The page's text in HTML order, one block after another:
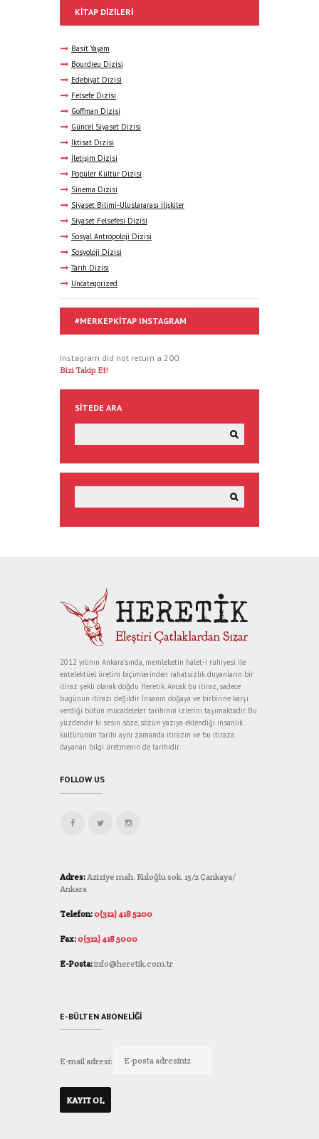
KITAP DIZILERI
Basit Yaşam
Bourdieu Dizisi
Edebiyat Dizisi
Felsefe Dizisi
Goffman Dizisi
Güncel Siyaset Dizisi
İktisat Dizisi
İletişim Dizisi
Popüler Kültür Dizisi
Sinema Dizisi
Siyaset Bilimi-Uluslararası İlişkiler
Siyaset Felsefesi Dizisi
Sosyal Antropoloji Dizisi
Sosyoloji Dizisi
Tarih Dizisi
Uncategorized
#MERKEPKITAP INSTAGRAM
Instagram did not return a 200.
Bizi Takip Et!
SITEDE ARA
2012 yılının Ankara’sında, memleketin halet-i ruhiyesi ile
entelektüel üretim biçimlerinden rahatsızlık duyanların bir
itiraz şekli olarak doğdu Heretik. Ancak bu itiraz, sadece
bugünün itirazı değildir. İnsanın doğaya ve birbirine karşı
verdiği bütün mücadeleler tarihinin izlerini taşımaktadır. Bu
yüzdendir ki sesin söze, sözün yazıya eklendiği insanlık
kültürünün tarihi aynı zamanda itirazın ve bu itiraza
dayanan bilgi üretmenin de tarihidir.
FOLLOW US
Adres: Aziziye mah. Kuloğlu sok. 15/2 Çankaya/
Ankara
Telefon:0(312) 418 5200
Fax:0(312) 418 5000
E-Posta:info@heretik.com.tr
E-BÜLTEN ABONELIĞI
E-mail adresi: